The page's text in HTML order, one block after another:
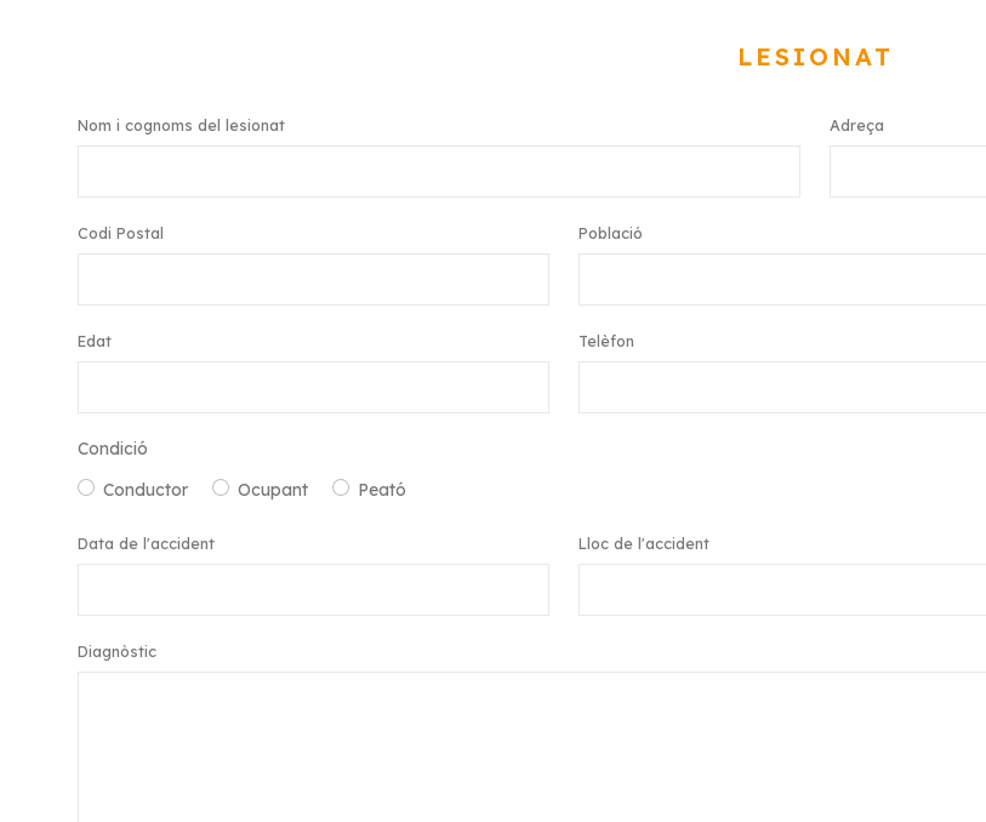
LESIONAT
Nom i cognoms del lesionat Adreça
Codi Postal Població
Edat Telèfon
Condició
Conductor
Ocupant Peató
Data de l'accident Lloc de l'accident
Diagnòstic